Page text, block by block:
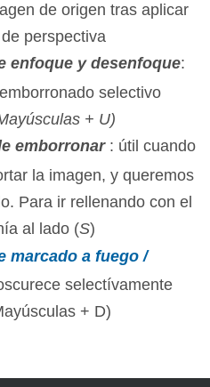
de origen tras aplicar
perspectiva
enfoque y desenfoque:
selectivo
+ U)
emborronar: útil cuando
la imagen, y queremos
Para ir rellenando con el
al lado (S)
marcado a fuego /
selectívamente
+ D)